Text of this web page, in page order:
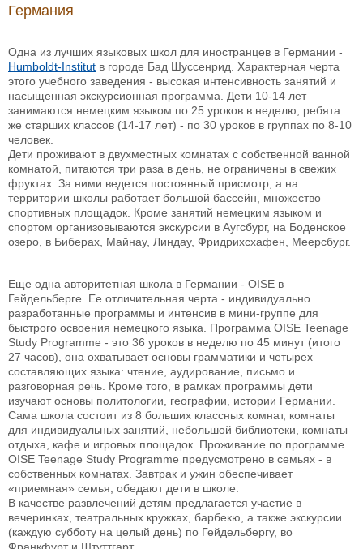
Германия
Одна из лучших языковых школ для иностранцев в Германии -
Humboldt-Institut в городе Бад Шуссенрид. Характерная черта
этого учебного заведения - высокая интенсивность занятий и
насыщенная экскурсионная программа. Дети 10-14 лет
занимаются немецким языком по 25 уроков в неделю, ребята
же старших классов (14-17 лет) - по 30 уроков в группах по 8-10
человек.
Дети проживают в двухместных комнатах с собственной ванной
комнатой, питаются три раза в день, не ограничены в свежих
фруктах. За ними ведется постоянный присмотр, а на
территории школы работает большой бассейн, множество
спортивных площадок. Кроме занятий немецким языком и
спортом организовываются экскурсии в Аугсбург, на Боденское
озеро, в Биберах, Майнау, Линдау, Фридрихсхафен, Меерсбург.
Еще одна авторитетная школа в Германии - OISE в
Гейдельберге. Ее отличительная черта - индивидуально
разработанные программы и интенсив в мини-группе для
быстрого освоения немецкого языка. Программа OISE Teenage
Study Programme - это 36 уроков в неделю по 45 минут (итого
27 часов), она охватывает основы грамматики и четырех
составляющих языка: чтение, аудирование, письмо и
разговорная речь. Кроме того, в рамках программы дети
изучают основы политологии, географии, истории Германии.
Сама школа состоит из 8 больших классных комнат, комнаты
для индивидуальных занятий, небольшой библиотеки, комнаты
отдыха, кафе и игровых площадок. Проживание по программе
OISE Teenage Study Programme предусмотрено в семьях - в
собственных комнатах. Завтрак и ужин обеспечивает
«приемная» семья, обедают дети в школе.
В качестве развлечений детям предлагается участие в
вечеринках, театральных кружках, барбекю, а также экскурсии
(каждую субботу на целый день) по Гейдельбергу, во